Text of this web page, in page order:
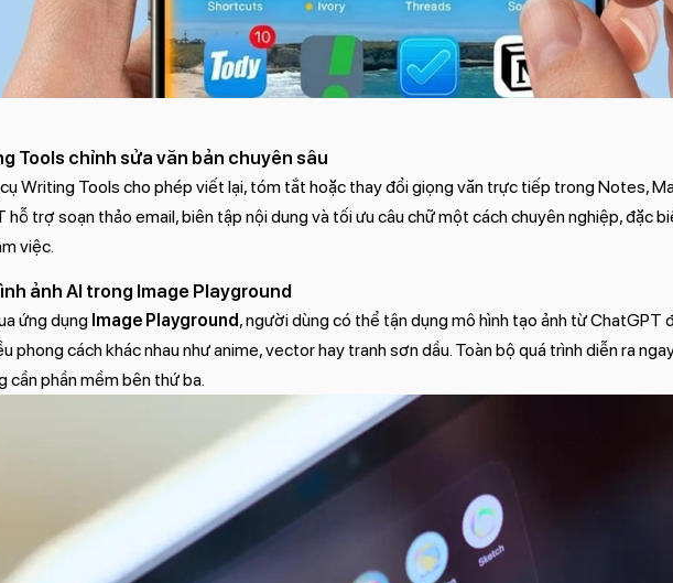
Tools chỉnh sửa văn bản chuyên sâu
Writing Tools cho phép viết lại, tóm tắt hoặc thay đổi giọng văn trực tiếp trong Notes,
hỗ trợ soạn thảo email, biên tập nội dung và tối ưu câu chữ một cách chuyên nghiệp, đặc
việc.
ảnh AI trong Image Playground
ứng dụng Image Playground , người dùng có thể tận dụng mô hình tạo ảnh từ ChatGPT
phong cách khác nhau như anime, vector hay tranh sơn dầu. Toàn bộ quá trình diễn ra
cần phần mềm bên thứ ba.